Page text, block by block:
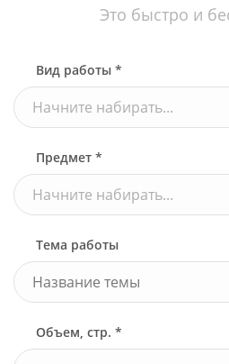
Это быстро и
Вид работы *
Начните набирать...
Предмет *
Начните набирать...
Тема работы
Объем, стр. *